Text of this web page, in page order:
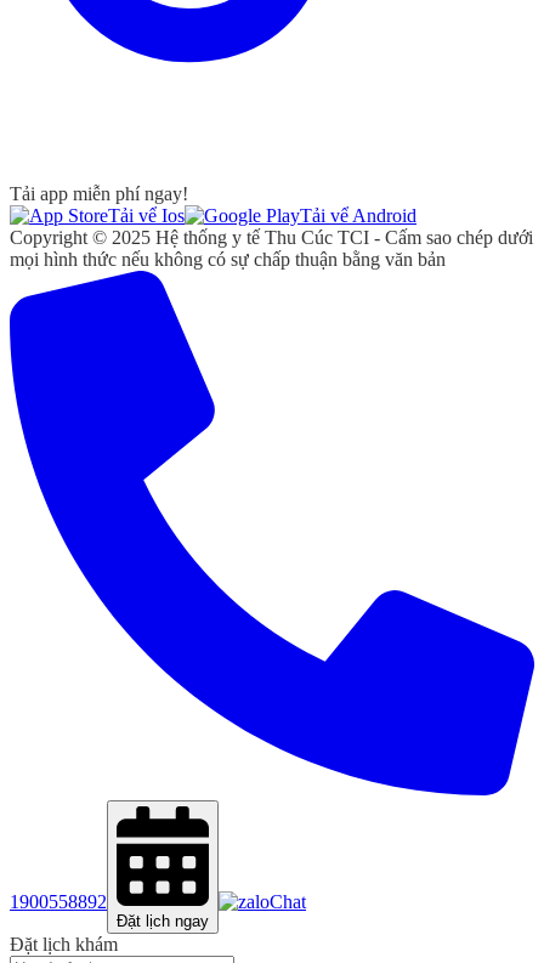
Tải app miễn phí ngay!
Tải vể Ios
Tải vể Android
Copyright © 2025 Hệ thống y tế Thu Cúc TCI - Cấm sao chép dưới
mọi hình thức nếu không có sự chấp thuận bằng văn bản
1900558892
Đặt lịch ngay
Chat
Đặt lịch khám